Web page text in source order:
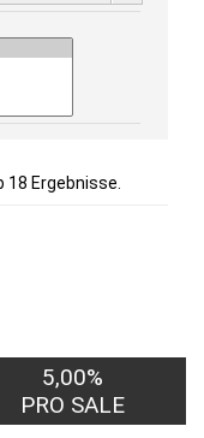
18 Ergebnisse.
5,00%
PRO SALE